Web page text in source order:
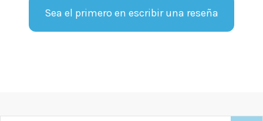
Sea el primero en escribir una reseña